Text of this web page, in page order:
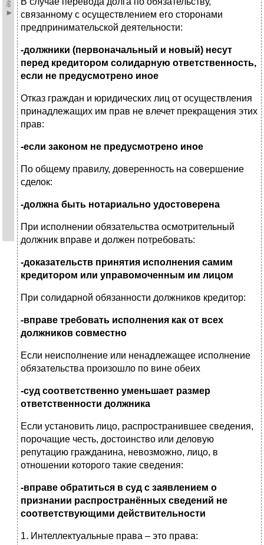
связанному с осуществлением его сторонами
предпринимательской деятельности:
-должники (первоначальный и новый) несут
перед кредитором солидарную ответственность,
если не предусмотрено иное
Отказ граждан и юридических лиц от осуществления
принадлежащих им прав не влечет прекращения этих
прав:
-если законом не предусмотрено иное
По общему правилу, доверенность на совершение
сделок:
-должна быть нотариально удостоверена
При исполнении обязательства осмотрительный
должник вправе и должен потребовать:
-доказательств принятия исполнения самим
кредитором или управомоченным им лицом
При солидарной обязанности должников кредитор:
-вправе требовать исполнения как от всех
должников совместно
Если неисполнение или ненадлежащее исполнение
обязательства произошло по вине обеих
-суд соответственно уменьшает размер
ответственности должника
Если установить лицо, распространившее сведения,
порочащие честь, достоинство или деловую
репутацию гражданина, невозможно, лицо, в
отношении которого такие сведения:
-вправе обратиться в суд с заявлением о
признании распространённых сведений не
соответствующими действительности
1. Интеллектуальные права – это права: